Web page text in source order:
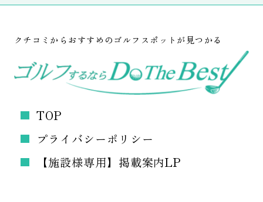
クチコミからおすすめのゴルフスポットが見つかる
TOP
プライバシーポリシー
【施設様専用】掲載案内LP